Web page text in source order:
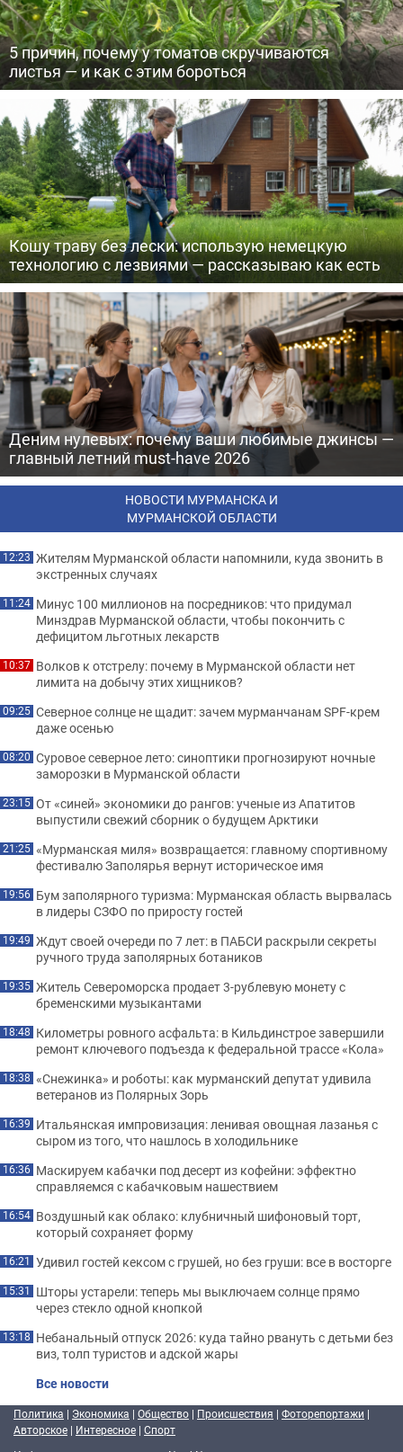
5 причин, почему у томатов скручиваются
листья — и как с этим бороться
Кошу траву без лески: использую немецкую
технологию с лезвиями — рассказываю как есть
Деним нулевых: почему ваши любимые джинсы —
главный летний must-have 2026
НОВОСТИ МУРМАНСКА И
МУРМАНСКОЙ ОБЛАСТИ
12:23 Жителям Мурманской области напомнили, куда звонить в
экстренных случаях
11:24 Минус 100 миллионов на посредников: что придумал
Минздрав Мурманской области, чтобы покончить с
дефицитом льготных лекарств
10:37 Волков к отстрелу: почему в Мурманской области нет
лимита на добычу этих хищников?
09:25 Северное солнце не щадит: зачем мурманчанам SPF-крем
даже осенью
08:20 Суровое северное лето: синоптики прогнозируют ночные
заморозки в Мурманской области
23:15 От «синей» экономики до рангов: ученые из Апатитов
выпустили свежий сборник о будущем Арктики
21:25 «Мурманская миля» возвращается: главному спортивному
фестивалю Заполярья вернут историческое имя
19:56 Бум заполярного туризма: Мурманская область вырвалась
в лидеры СЗФО по приросту гостей
19:49 Ждут своей очереди по 7 лет: в ПАБСИ раскрыли секреты
ручного труда заполярных ботаников
19:35 Житель Североморска продает 3-рублевую монету с
бременскими музыкантами
18:48 Километры ровного асфальта: в Кильдинстрое завершили
ремонт ключевого подъезда к федеральной трассе «Кола»
18:38 «Снежинка» и роботы: как мурманский депутат удивила
ветеранов из Полярных Зорь
16:39 Итальянская импровизация: ленивая овощная лазанья с
сыром из того, что нашлось в холодильнике
16:36 Маскируем кабачки под десерт из кофейни: эффектно
справляемся с кабачковым нашествием
16:54 Воздушный как облако: клубничный шифоновый торт,
который сохраняет форму
16:21 Удивил гостей кексом с грушей, но без груши: все в восторге
15:31 Шторы устарели: теперь мы выключаем солнце прямо
через стекло одной кнопкой
13:18 Небанальный отпуск 2026: куда тайно рвануть с детьми без
виз, толп туристов и адской жары
Все новости
Политика | Экономика | Общество | Происшествия | Фоторепортажи |
Авторское | Интересное | Спорт